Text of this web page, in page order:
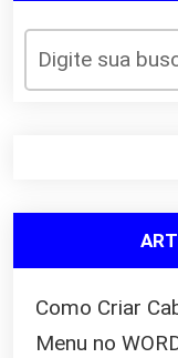
Como Criar
Menu no